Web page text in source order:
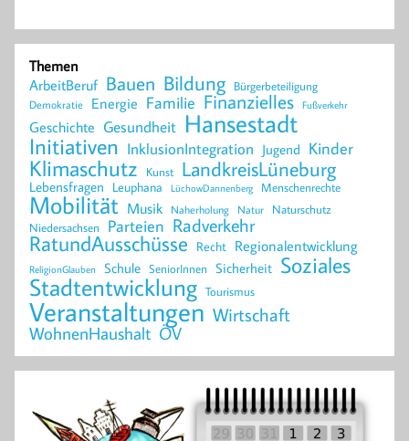
Themen
ArbeitBeruf Bauen Bildung Bürgerbeteiligung
Demokratie Energie Familie Finanzielles Fußverkehr
Geschichte Gesundheit Hansestadt
Initiativen InklusionIntegration Jugend Kinder
Klimaschutz Kunst LandkreisLüneburg
Lebensfragen Leuphana LüchowDannenberg Menschenrechte
Mobilität Musik Naherholung Natur Naturschutz
Niedersachsen Parteien Radverkehr
RatundAusschüsse Recht Regionalentwicklung
ReligionGlauben Schule SeniorInnen Sicherheit Soziales
Stadtentwicklung Tourismus
Veranstaltungen Wirtschaft
WohnenHaushalt ÖV